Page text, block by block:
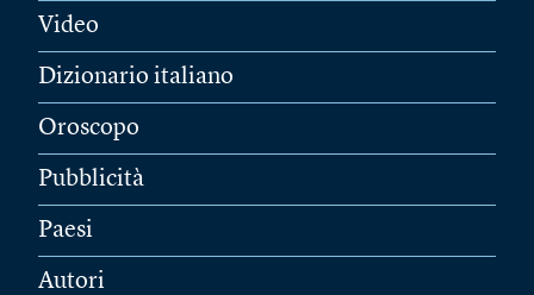
Video
Dizionario italiano
Oroscopo
Pubblicità
Paesi
Autori